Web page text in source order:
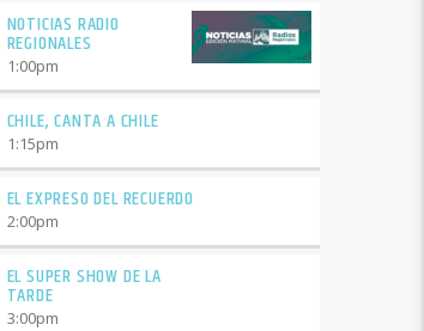
NOTICIAS RADIO
REGIONALES
1:00pm
CHILE, CANTA A CHILE
1:15pm
EL EXPRESO DEL RECUERDO
2:00pm
EL SUPER SHOW DE LA
TARDE
3:00pm